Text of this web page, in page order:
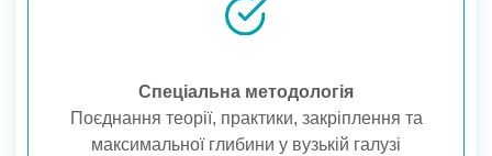
Спеціальна методологія
Поєднання теорії, практики, закріплення та
максимальної глибини у вузькій галузі